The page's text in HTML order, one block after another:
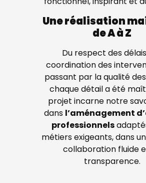
Une réalisation
de A à Z
Du respect des
coordination des
passant par la qualité
chaque détail a été
projet incarne notre
dans l’aménagement
professionnels
métiers exigeants, dans
collaboration fluide
transparence.